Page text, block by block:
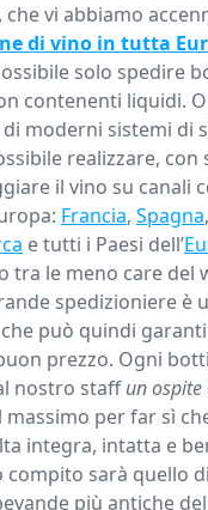
che vi abbiamo
di vino in tutta
solo spedire
contenenti liquidi.
moderni sistemi di
realizzare, con
il vino su canali
Francia, Spagna,
e tutti i Paesi dell’
tra le meno care del
spedizioniere è
può quindi
prezzo. Ogni
nostro staffun ospite
per far sì
integra, intatta e
compito sarà quello
più antiche